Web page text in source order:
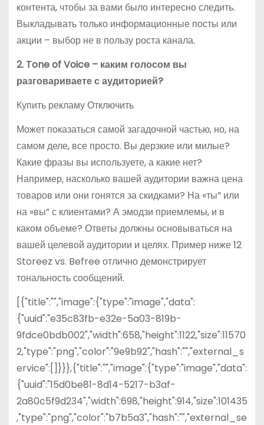
контента, чтобы за вами было интересно следить.
Выкладывать только информационные посты или
акции – выбор не в пользу роста канала.
2. Tone of Voice – каким голосом вы
разговариваете с аудиторией?
Купить рекламу Отключить
Может показаться самой загадочной частью, но, на
самом деле, все просто. Вы дерзкие или милые?
Какие фразы вы используете, а какие нет?
Например, насколько вашей аудитории важна цена
товаров или они гонятся за скидками? На «ты” или
на »вы” с клиентами? А эмодзи приемлемы, и в
каком объеме? Ответы должны основываться на
вашей целевой аудитории и целях. Пример ниже 12
Storeez vs. Befree отлично демонстрирует
тональность сообщений.
[{"title":"","image":{"type":"image","data":
{"uuid":"e35c83fb-e32e-5a03-819b-
9fdce0bdb002","width":658,"height":1122,"size":11570
2,"type":"png","color":"9e9b92","hash":"","external_s
ervice":[]}}},{"title":"","image":{"type":"image","data":
{"uuid":"15d0be81-8d14-5217-b3af-
2a80c5f9d234","width":698,"height":914,"size":101435
,"type":"png","color":"b7b5a3","hash":"","external_se